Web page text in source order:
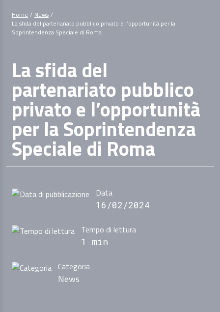
Home / News /
La sfida del partenariato pubblico privato e l’opportunità per la
Soprintendenza Speciale di Roma
La sfida del
partenariato pubblico
privato e l’opportunità
per la Soprintendenza
Speciale di Roma
Data
16/02/2024
Tempo di lettura
1 min
Categoria
News